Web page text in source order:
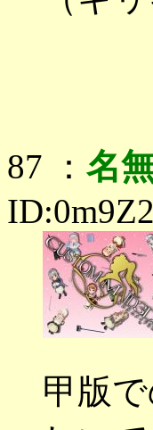
87 ： 名
甲版